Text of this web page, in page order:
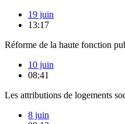
19 juin
13:17
Réforme de la haute fonction
10 juin
08:41
Les attributions de logements
8 juin